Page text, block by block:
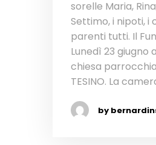
sorelle Maria,
Settimo, i nipoti, i
parenti tutti. Il
Lunedì 23 giugno
chiesa
TESINO. La
by